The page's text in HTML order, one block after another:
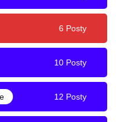
6 Posty
10 Posty
12 Posty